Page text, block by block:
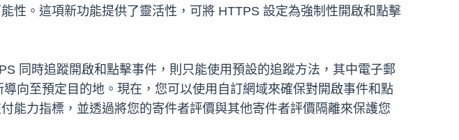
性。這項新功能提供了靈活性，可將 HTTPS 設定為強制性開啟和點擊
同時追蹤開啟和點擊事件，則只能使用預設的追蹤方法，其中電子郵
向至預定目的地。現在，您可以使用自訂網域來確保對開啟事件和點
能力指標，並透過將您的寄件者評價與其他寄件者評價隔離來保護您